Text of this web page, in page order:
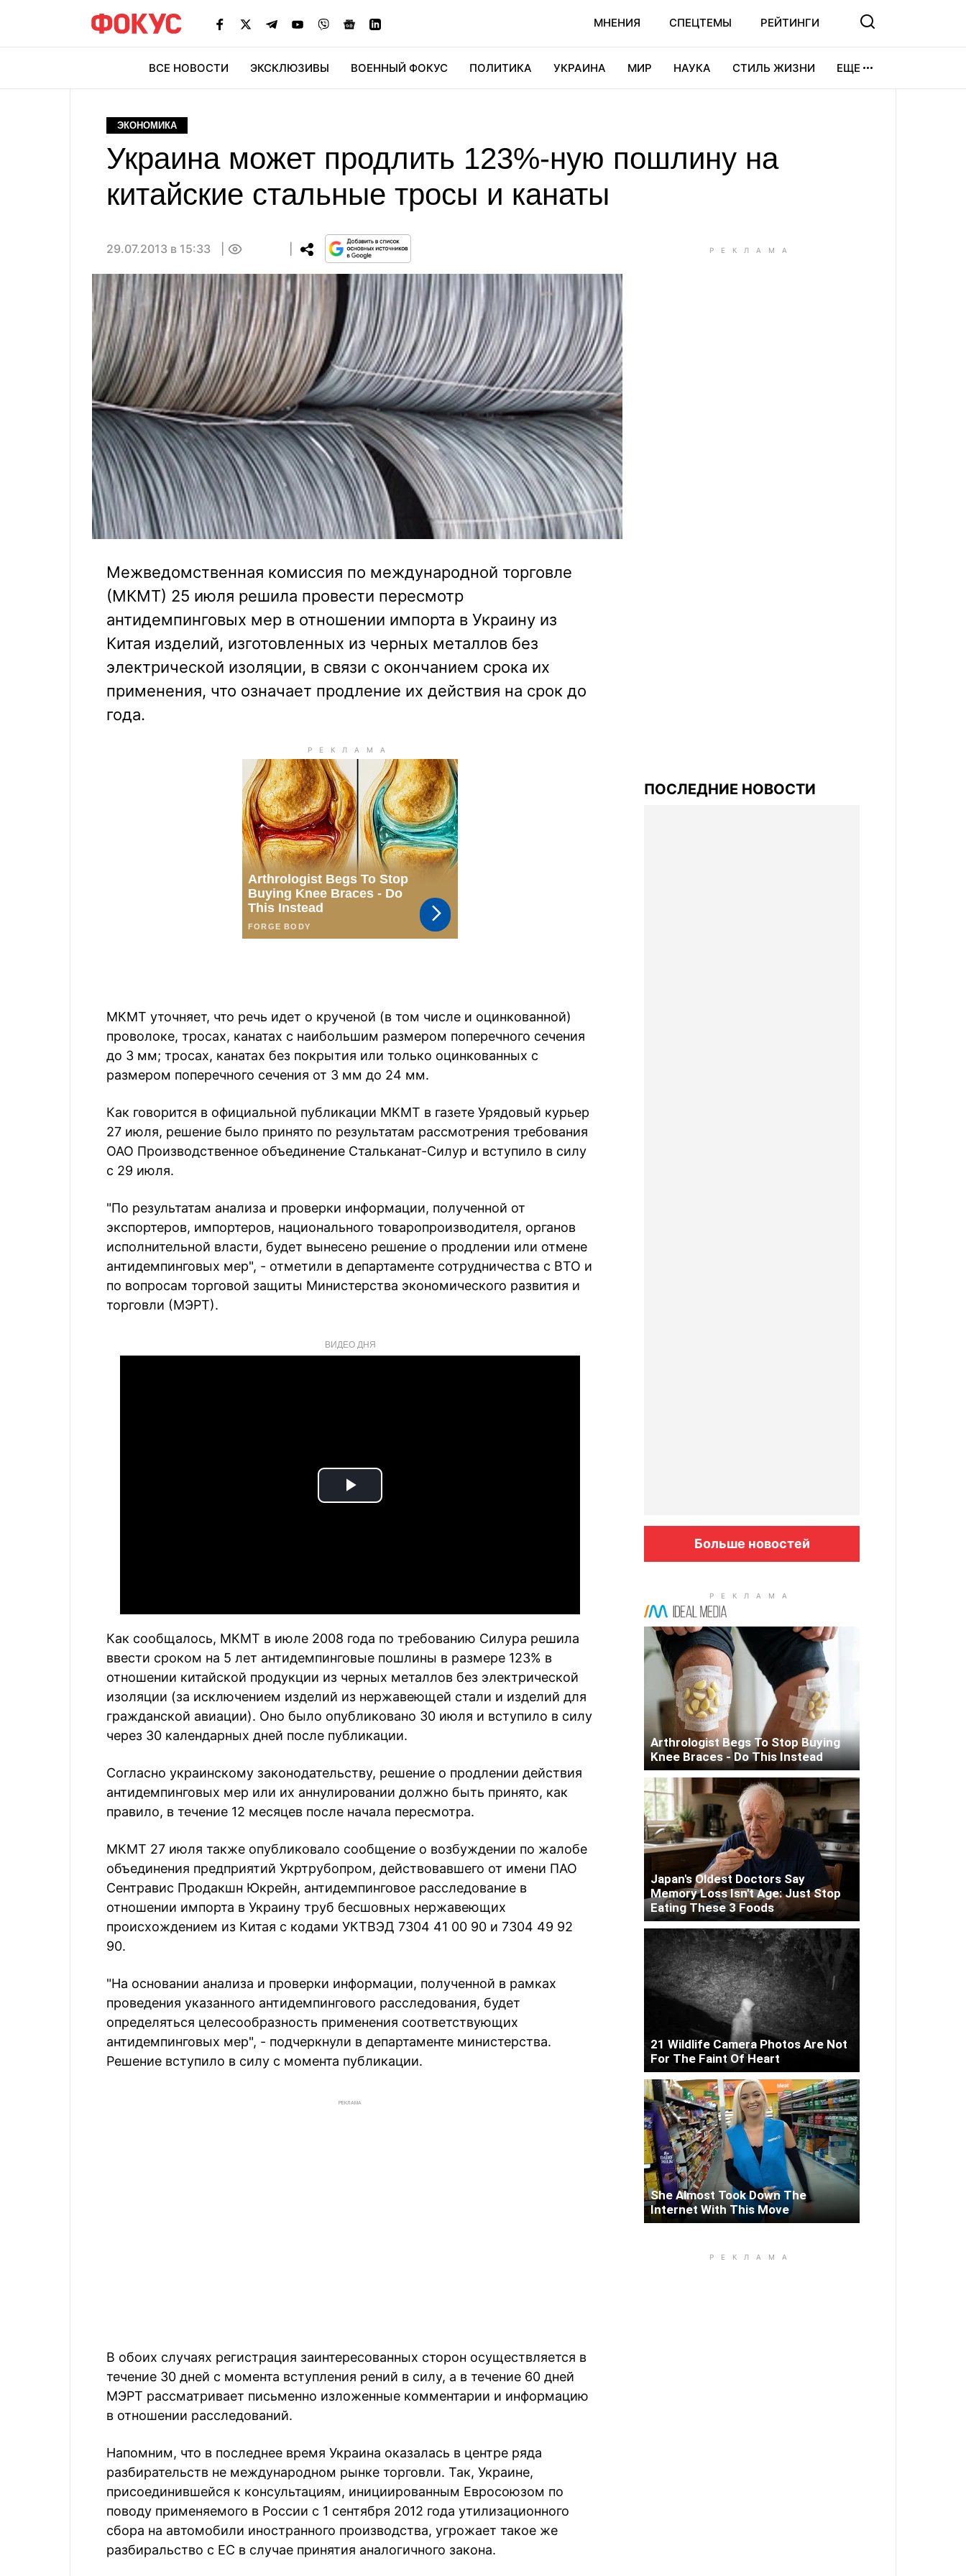
МНЕНИЯ СПЕЦТЕМЫ РЕЙТИНГИ
ВСЕ НОВОСТИ ЭКСКЛЮЗИВЫ ВОЕННЫЙ ФОКУС ПОЛИТИКА УКРАИНА МИР НАУКА СТИЛЬ ЖИЗНИ ЕЩЕ
ЭКОНОМИКА
Украина может продлить 123%-ную пошлину на
китайские стальные тросы и канаты
29.07.2013 в 15:33
Межведомственная комиссия по международной торговле
(МКМТ) 25 июля решила провести пересмотр
антидемпинговых мер в отношении импорта в Украину из
Китая изделий, изготовленных из черных металлов без
электрической изоляции, в связи с окончанием срока их
применения, что означает продление их действия на срок до
года.
МКМТ уточняет, что речь идет о крученой (в том числе и оцинкованной)
проволоке, тросах, канатах с наибольшим размером поперечного сечения
до 3 мм; тросах, канатах без покрытия или только оцинкованных с
размером поперечного сечения от 3 мм до 24 мм.
Как говорится в официальной публикации МКМТ в газете Урядовый курьер
27 июля, решение было принято по результатам рассмотрения требования
ОАО Производственное объединение Стальканат-Силур и вступило в силу
с 29 июля.
"По результатам анализа и проверки информации, полученной от
экспортеров, импортеров, национального товаропроизводителя, органов
исполнительной власти, будет вынесено решение о продлении или отмене
антидемпинговых мер", - отметили в департаменте сотрудничества с ВТО и
по вопросам торговой защиты Министерства экономического развития и
торговли (МЭРТ).
ВИДЕО ДНЯ
Play
Как сообщалось, МКМТ в июле 2008 года по требованию Силура решила
ввести сроком на 5 лет антидемпинговые пошлины в размере 123% в
отношении китайской продукции из черных металлов без электрической
изоляции (за исключением изделий из нержавеющей стали и изделий для
гражданской авиации). Оно было опубликовано 30 июля и вступило в силу
через 30 календарных дней после публикации.
Согласно украинскому законодательству, решение о продлении действия
антидемпинговых мер или их аннулировании должно быть принято, как
правило, в течение 12 месяцев после начала пересмотра.
МКМТ 27 июля также опубликовало сообщение о возбуждении по жалобе
объединения предприятий Укртрубопром, действовавшего от имени ПАО
Сентравис Продакшн Юкрейн, антидемпинговое расследование в
отношении импорта в Украину труб бесшовных нержавеющих
происхождением из Китая с кодами УКТВЭД 7304 41 00 90 и 7304 49 92
90.
"На основании анализа и проверки информации, полученной в рамках
проведения указанного антидемпингового расследования, будет
определяться целесообразность применения соответствующих
антидемпинговых мер", - подчеркнули в департаменте министерства.
Решение вступило в силу с момента публикации.
РЕКЛАМА
В обоих случаях регистрация заинтересованных сторон осуществляется в
течение 30 дней с момента вступления рений в силу, а в течение 60 дней
МЭРТ рассматривает письменно изложенные комментарии и информацию
в отношении расследований.
Напомним, что в последнее время Украина оказалась в центре ряда
разбирательств не международном рынке торговли. Так, Украине,
присоединившейся к консультациям, инициированным Евросоюзом по
поводу применяемого в России с 1 сентября 2012 года утилизационного
сбора на автомобили иностранного производства, угрожает такое же
разбиральство с ЕС в случае принятия аналогичного закона.
ПОСЛЕДНИЕ НОВОСТИ
Больше новостей